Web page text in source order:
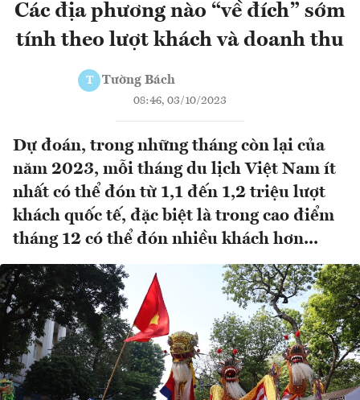
Các địa phương nào “về đích” sớm
tính theo lượt khách và doanh thu
T Tường Bách
08:46, 03/10/2023
Dự đoán, trong những tháng còn lại của
năm 2023, mỗi tháng du lịch Việt Nam ít
nhất có thể đón từ 1,1 đến 1,2 triệu lượt
khách quốc tế, đặc biệt là trong cao điểm
tháng 12 có thể đón nhiều khách hơn...